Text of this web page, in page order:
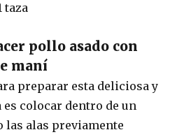
taza
pollo asado con
maní
preparar esta deliciosa y
es colocar dentro de un
alas previamente